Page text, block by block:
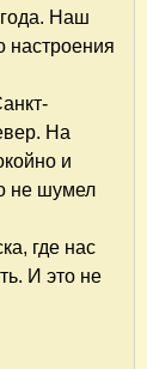
Наш
настроения
На
и
не шумел
где нас
И это не
В